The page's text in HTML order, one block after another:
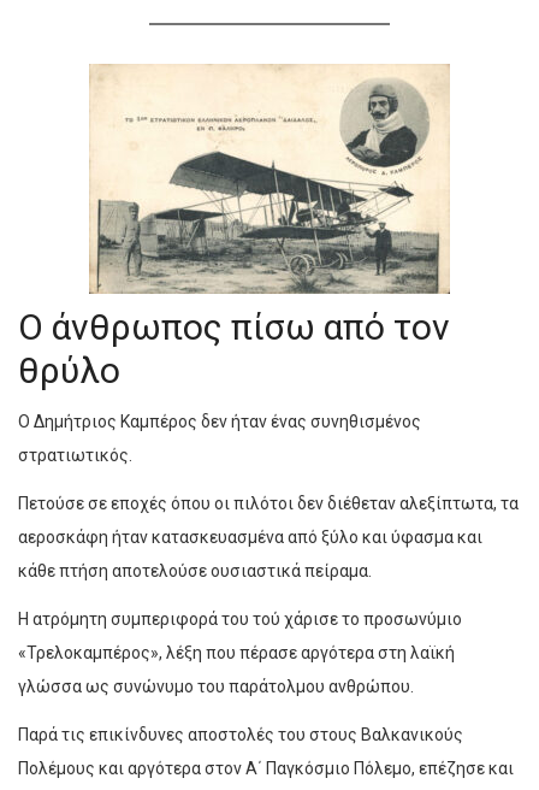
Ο άνθρωπος πίσω από τον
θρύλο
Ο Δημήτριος Καμπέρος δεν ήταν ένας συνηθισμένος
στρατιωτικός.
Πετούσε σε εποχές όπου οι πιλότοι δεν διέθεταν αλεξίπτωτα, τα
αεροσκάφη ήταν κατασκευασμένα από ξύλο και ύφασμα και
κάθε πτήση αποτελούσε ουσιαστικά πείραμα.
Η ατρόμητη συμπεριφορά του τού χάρισε το προσωνύμιο
«Τρελοκαμπέρος», λέξη που πέρασε αργότερα στη λαϊκή
γλώσσα ως συνώνυμο του παράτολμου ανθρώπου.
Παρά τις επικίνδυνες αποστολές του στους Βαλκανικούς
Πολέμους και αργότερα στον Α΄ Παγκόσμιο Πόλεμο, επέζησε και